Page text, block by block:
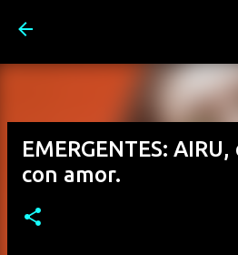
EMERGENTES:
con amor.